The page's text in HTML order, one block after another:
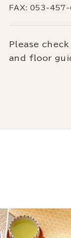
FAX: 053-
Please
and floor